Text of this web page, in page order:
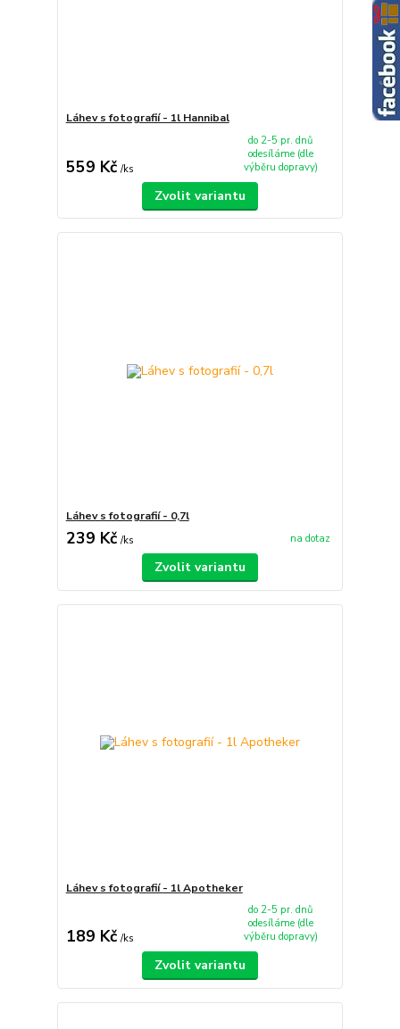
Láhev s fotografií - 1l Hannibal
559 Kč /ks
do 2-5 pr. dnů
odesíláme (dle
výběru dopravy)
Zvolit variantu
Láhev s fotografií - 0,7l
239 Kč /ks na dotaz
Zvolit variantu
Láhev s fotografií - 1l Apotheker
189 Kč /ks
do 2-5 pr. dnů
odesíláme (dle
výběru dopravy)
Zvolit variantu